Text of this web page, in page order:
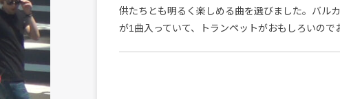
供たちとも明るく楽しめる曲を選びました。バル
が1曲入っていて、トランペットがおもしろいので